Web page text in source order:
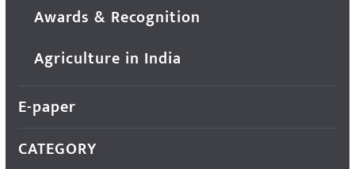
Awards & Recognition
Agriculture in India
E-paper
CATEGORY